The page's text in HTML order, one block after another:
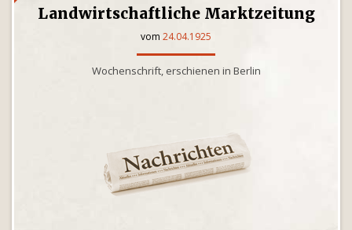
Landwirtschaftliche Marktzeitung
vom 24.04.1925
Wochenschrift, erschienen in Berlin